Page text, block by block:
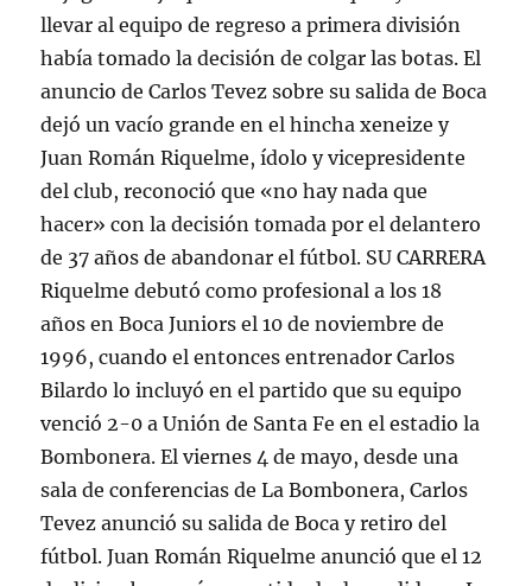
llevar al equipo de regreso a primera división
había tomado la decisión de colgar las botas. El
anuncio de Carlos Tevez sobre su salida de Boca
dejó un vacío grande en el hincha xeneize y
Juan Román Riquelme, ídolo y vicepresidente
del club, reconoció que «no hay nada que
hacer» con la decisión tomada por el delantero
de 37 años de abandonar el fútbol. SU CARRERA
Riquelme debutó como profesional a los 18
años en Boca Juniors el 10 de noviembre de
1996, cuando el entonces entrenador Carlos
Bilardo lo incluyó en el partido que su equipo
venció 2-0 a Unión de Santa Fe en el estadio la
Bombonera. El viernes 4 de mayo, desde una
sala de conferencias de La Bombonera, Carlos
Tevez anunció su salida de Boca y retiro del
fútbol. Juan Román Riquelme anunció que el 12